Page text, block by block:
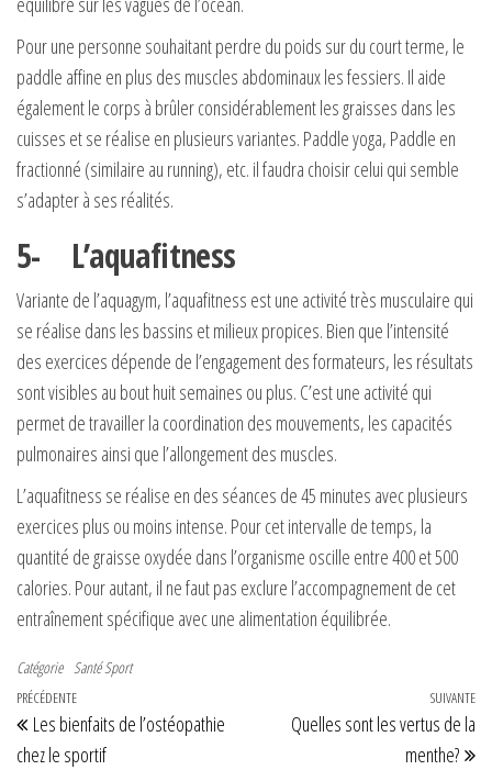
Pour une personne souhaitant perdre du poids sur du court terme, le
paddle affine en plus des muscles abdominaux les fessiers. Il aide
également le corps à brûler considérablement les graisses dans les
cuisses et se réalise en plusieurs variantes. Paddle yoga, Paddle en
fractionné (similaire au running), etc. il faudra choisir celui qui semble
s’adapter à ses réalités.
5- L’aquafitness
Variante de l’aquagym, l’aquafitness est une activité très musculaire qui
se réalise dans les bassins et milieux propices. Bien que l’intensité
des exercices dépende de l’engagement des formateurs, les résultats
sont visibles au bout huit semaines ou plus. C’est une activité qui
permet de travailler la coordination des mouvements, les capacités
pulmonaires ainsi que l’allongement des muscles.
L’aquafitness se réalise en des séances de 45 minutes avec plusieurs
exercices plus ou moins intense. Pour cet intervalle de temps, la
quantité de graisse oxydée dans l’organisme oscille entre 400 et 500
calories. Pour autant, il ne faut pas exclure l’accompagnement de cet
entraînement spécifique avec une alimentation équilibrée.
Catégorie SantéSport
Navigation de l’article
Article précédent
PRÉCÉDENTE
Les bienfaits de l’ostéopathie
chez le sportif
SUIVANTE
Quelles sont les vertus de la
menthe?